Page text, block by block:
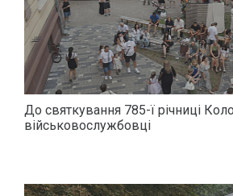
До святкування 785-ї річниці
військовослужбовці